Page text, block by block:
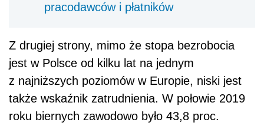
pracodawców i płatników
Z drugiej strony, mimo że stopa bezrobocia
jest w Polsce od kilku lat na jednym
z najniższych poziomów w Europie, niski jest
także wskaźnik zatrudnienia. W połowie 2019
roku biernych zawodowo było 43,8 proc.